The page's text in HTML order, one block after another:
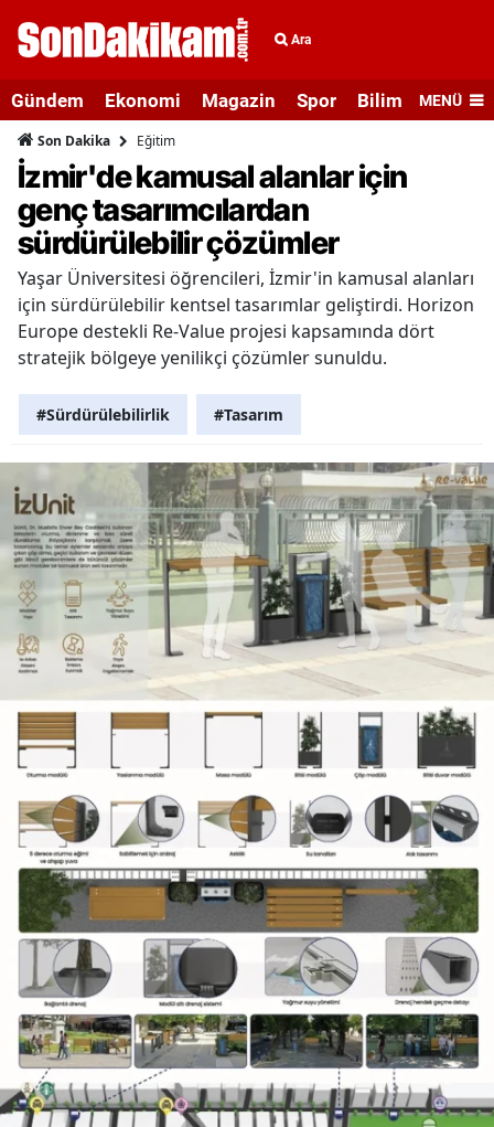
Ara
Gündem Ekonomi Magazin Spor Bilim veMENÜ
Son Dakika Eğitim
İzmir'de kamusal alanlar için
genç tasarımcılardan
sürdürülebilir çözümler
Yaşar Üniversitesi öğrencileri, İzmir'in kamusal alanları
için sürdürülebilir kentsel tasarımlar geliştirdi. Horizon
Europe destekli Re-Value projesi kapsamında dört
stratejik bölgeye yenilikçi çözümler sunuldu.
#Sürdürülebilirlik #Tasarım